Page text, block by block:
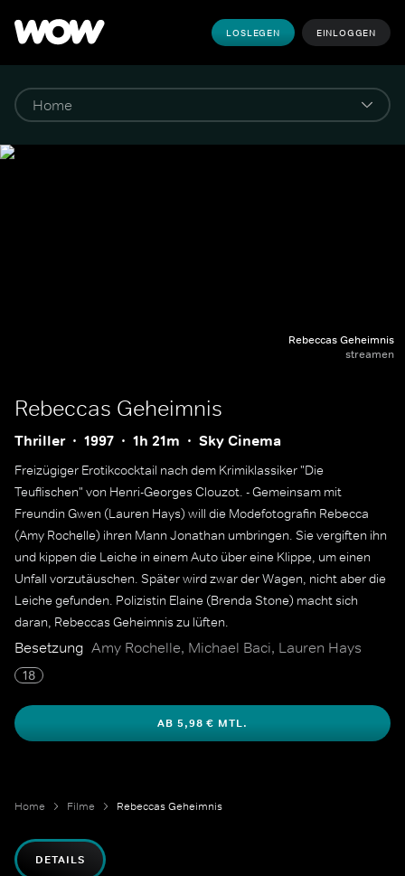
LOSLEGEN EINLOGGEN
Rebeccas Geheimnis
streamen
Rebeccas Geheimnis
Thriller 1997 1h 21m Sky Cinema
Freizügiger Erotikcocktail nach dem Krimiklassiker "Die
Teuflischen" von Henri-Georges Clouzot. - Gemeinsam mit
Freundin Gwen (Lauren Hays) will die Modefotografin Rebecca
(Amy Rochelle) ihren Mann Jonathan umbringen. Sie vergiften ihn
und kippen die Leiche in einem Auto über eine Klippe, um einen
Unfall vorzutäuschen. Später wird zwar der Wagen, nicht aber die
Leiche gefunden. Polizistin Elaine (Brenda Stone) macht sich
daran, Rebeccas Geheimnis zu lüften.
Besetzung Amy Rochelle, Michael Baci, Lauren Hays
18
AB 5,98 € MTL.
Home Filme Rebeccas Geheimnis
DETAILS